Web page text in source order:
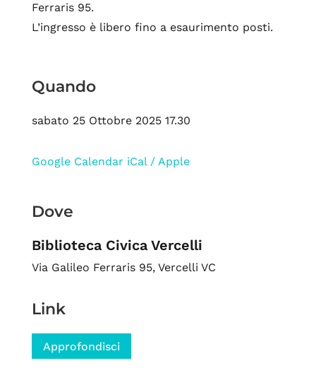
Ferraris 95.
L’ingresso è libero fino a esaurimento posti.
Quando
sabato 25 Ottobre 2025 17.30
Google Calendar iCal / Apple
Dove
Biblioteca Civica Vercelli
Via Galileo Ferraris 95, Vercelli VC
Link
Approfondisci